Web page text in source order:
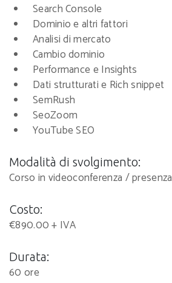
Search Console
Dominio e altri fattori
Analisi di mercato
Cambio dominio
Performance e Insights
Dati strutturati e Rich snippet
SemRush
SeoZoom
YouTube SEO
Modalità di svolgimento:
Corso in videoconferenza / presenza
Costo:
€890.00 + IVA
Durata:
60 ore